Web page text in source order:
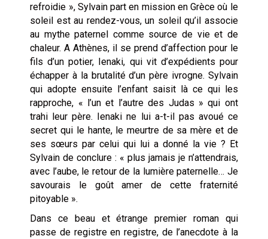
refroidie », Sylvain part en mission en Grèce où le
soleil est au rendez-vous, un soleil qu’il associe
au mythe paternel comme source de vie et de
chaleur. A Athènes, il se prend d’affection pour le
fils d’un potier, Ienaki, qui vit d’expédients pour
échapper à la brutalité d’un père ivrogne. Sylvain
qui adopte ensuite l’enfant saisit là ce qui les
rapproche, « l’un et l’autre des Judas » qui ont
trahi leur père. Ienaki ne lui a-t-il pas avoué ce
secret qui le hante, le meurtre de sa mère et de
ses sœurs par celui qui lui a donné la vie ? Et
Sylvain de conclure : « plus jamais je n’attendrais,
avec l’aube, le retour de la lumière paternelle… Je
savourais le goût amer de cette fraternité
pitoyable ».
Dans ce beau et étrange premier roman qui
passe de registre en registre, de l’anecdote à la